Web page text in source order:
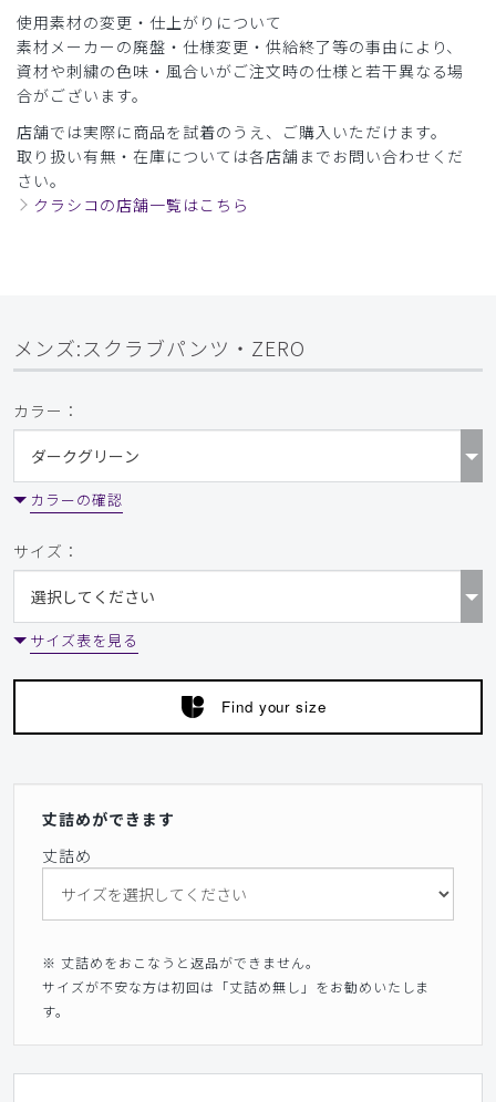
使用素材の変更・仕上がりについて
素材メーカーの廃盤・仕様変更・供給終了等の事由により、
資材や刺繍の色味・風合いがご注文時の仕様と若干異なる場
合がございます。
店舗では実際に商品を試着のうえ、ご購入いただけます。
取り扱い有無・在庫については各店舗までお問い合わせくだ
さい。
クラシコの店舗一覧はこちら
メンズ:スクラブパンツ・ZERO
カラー：
カラーの確認
サイズ：
サイズ表を見る
Find your size
丈詰めができます
丈詰め
※ 丈詰めをおこなうと返品ができません。
サイズが不安な方は初回は「丈詰め無し」をお勧めいたしま
す。